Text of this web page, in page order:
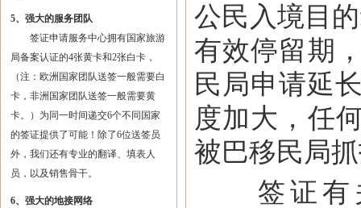
5、强大的服务团队
签证申请服务中心拥有国家旅游
局备案认证的4张黄卡和2张白卡，
（注：欧洲国家团队送签一般需要白
卡，非洲国家团队送签一般需要黄
卡。）为同一时间递交6个不同国家
的签证提供了可能！除了6位送签员
外，我们还有专业的翻译、填表人
员，以及销售骨干。
6、强大的地接网络
公民入境目
有效停留期
民局申请延
度加大，任
被巴移民局
签证有关